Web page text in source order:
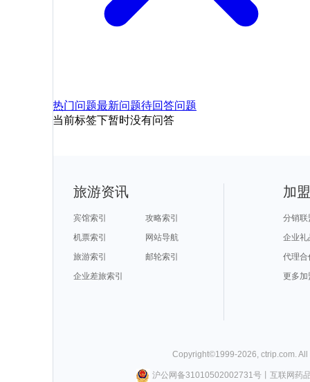
热门问题最新问题待回答问题
当前标签下暂时没有问答
旅游资讯
宾馆索引
攻略索引
机票索引
网站导航
旅游索引
邮轮索引
企业差旅索引
加
分销联
企业礼
代理合
更多加
Copyright©1999-2026, ctrip.com.
沪公网备31010502002731号丨 互联网药